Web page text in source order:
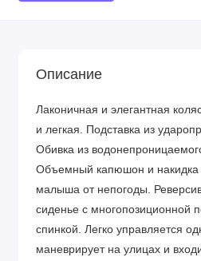
Описание
Лаконичная и элегантная
и легкая. Подставка из
Обивка из
Объемный капюшон и накидка
малыша от непогоды.
сиденье с многопозиционной
спинкой. Легко управляется
маневрирует на улицах и